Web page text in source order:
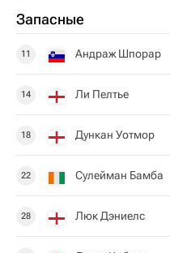
Запасные
11 Андраж Шпорар
14 Ли Пелтье
18 Дункан Уотмор
22 Сулейман Бамба
28 Люк Дэниелс